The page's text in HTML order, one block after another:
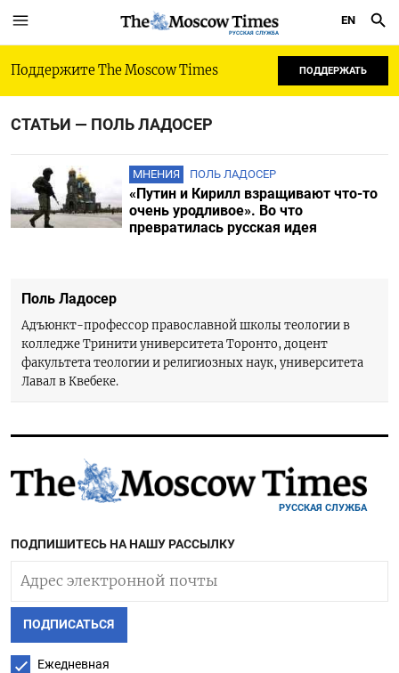
РУССКАЯ СЛУЖБА
EN
Поддержите The Moscow Times ПОДДЕРЖАТЬ
СТАТЬИ — ПОЛЬ ЛАДОСЕР
МНЕНИЯ ПОЛЬ ЛАДОСЕР
«Путин и Кирилл взращивают что-то
очень уродливое». Во что
превратилась русская идея
Поль Ладосер
Адъюнкт-профессор православной школы теологии в
колледже Тринити университета Торонто, доцент
факультета теологии и религиозных наук, университета
Лавал в Квебеке.
РУССКАЯ СЛУЖБА
ПОДПИШИТЕСЬ НА НАШУ РАССЫЛКУ
ПОДПИСАТЬСЯ
Ежедневная